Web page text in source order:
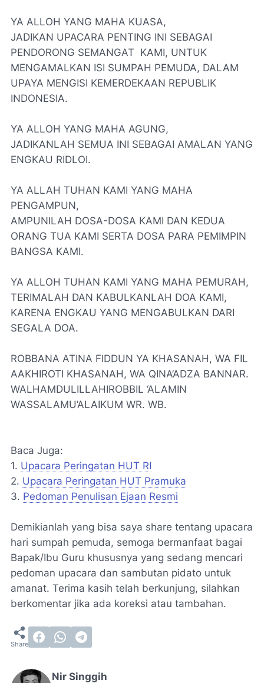
YA ALLOH YANG MAHA KUASA,
JADIKAN UPACARA PENTING INI SEBAGAI
PENDORONG SEMANGAT KAMI, UNTUK
MENGAMALKAN ISI SUMPAH PEMUDA, DALAM
UPAYA MENGISI KEMERDEKAAN REPUBLIK
INDONESIA.
YA ALLOH YANG MAHA AGUNG,
JADIKANLAH SEMUA INI SEBAGAI AMALAN YANG
ENGKAU RIDLOI.
YA ALLAH TUHAN KAMI YANG MAHA
PENGAMPUN,
AMPUNILAH DOSA-DOSA KAMI DAN KEDUA
ORANG TUA KAMI SERTA DOSA PARA PEMIMPIN
BANGSA KAMI.
YA ALLOH TUHAN KAMI YANG MAHA PEMURAH,
TERIMALAH DAN KABULKANLAH DOA KAMI,
KARENA ENGKAU YANG MENGABULKAN DARI
SEGALA DOA.
ROBBANA ATINA FIDDUN YA KHASANAH, WA FIL
AAKHIROTI KHASANAH, WA QINA’ADZA BANNAR.
WALHAMDULILLAHIROBBIL ‘ALAMIN
WASSALAMU’ALAIKUM WR. WB.
Baca Juga:
1. Upacara Peringatan HUT RI
2. Upacara Peringatan HUT Pramuka
3. Pedoman Penulisan Ejaan Resmi
Demikianlah yang bisa saya share tentang upacara
hari sumpah pemuda, semoga bermanfaat bagai
Bapak/Ibu Guru khususnya yang sedang mencari
pedoman upacara dan sambutan pidato untuk
amanat. Terima kasih telah berkunjung, silahkan
berkomentar jika ada koreksi atau tambahan.
Nir Singgih